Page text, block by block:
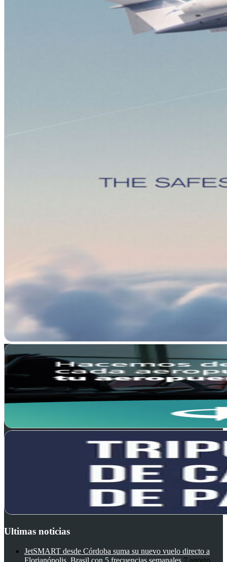
Ultimas noticias
JetSMART desde Córdoba suma su nuevo vuelo directo a